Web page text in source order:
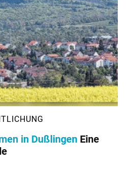
in Dußlingen Eine